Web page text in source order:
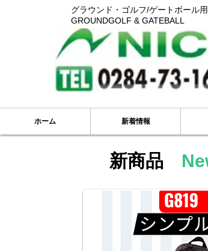
グラウンド・ゴルフ/ゲートボール
GROUNDGOLF & GATEBALL
ホーム 新着情報
新商品